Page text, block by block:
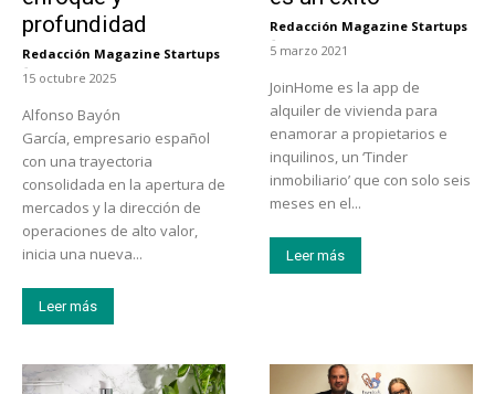
profundidad
Redacción Magazine Startups
-
15 octubre 2025
Alfonso Bayón
García, empresario español
con una trayectoria
consolidada en la apertura de
mercados y la dirección de
operaciones de alto valor,
inicia una nueva...
Leer más
Redacción Magazine Startups
-
5 marzo 2021
JoinHome es la app de
alquiler de vivienda para
enamorar a propietarios e
inquilinos, un ‘Tinder
inmobiliario’ que con solo seis
meses en el...
Leer más